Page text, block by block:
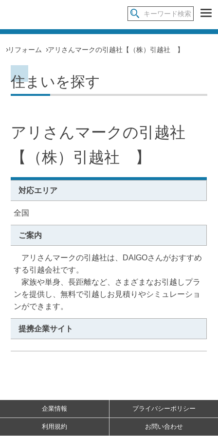
リフォーム アリさんマークの引越社【（株）引越社 】
住まいを探す
アリさんマークの引越社
【（株）引越社 】
対応エリア
全国
ご案内
アリさんマークの引越社は、DAIGOさんがおすすめ
する引越会社です。
家族や単身、長距離など、さまざまなお引越しプラ
ンを提供し、無料で引越しお見積りやシミュレーショ
ンができます。
提携企業サイト
企業情報 プライバシーポリシー
利用規約 お問い合わせ